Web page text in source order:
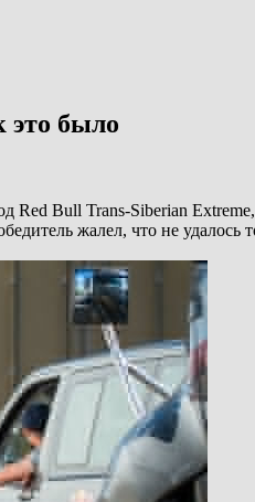
было
Bull Trans-Siberian
жалел, что не